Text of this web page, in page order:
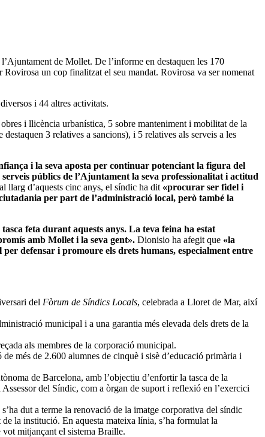
de Mollet. De l’informe en destaquen les 170
un cop finalitzat el seu mandat. Rovirosa va ser nomenat
i 44 altres activitats.
i llicència urbanística, 5 sobre manteniment i mobilitat de la
3 relatives a sancions), i 5 relatives als serveis a les
i la seva aposta per continuar potenciant la figura del
públics de l’Ajuntament la seva professionalitat i actitud
llarg d’aquests cinc anys, el síndic ha dit «procurar ser fidel i
per part de l’administració local, però també la
feta durant aquests anys. La teva feina ha estat
amb Mollet i la seva gent». Dionisio ha afegit que «la
defensar i promoure els drets humans, especialment entre
del Fòrum de Síndics Locals, celebrada a Lloret de Mar, així
municipal i a una garantia més elevada dels drets de la
als membres de la corporació municipal.
més de 2.600 alumnes de cinquè i sisè d’educació primària i
de Barcelona, amb l’objectiu d’enfortir la tasca de la
del Síndic, com a òrgan de suport i reflexió en l’exercici
dut a terme la renovació de la imatge corporativa del síndic
la institució. En aquesta mateixa línia, s’ha formulat la
mitjançant el sistema Braille.